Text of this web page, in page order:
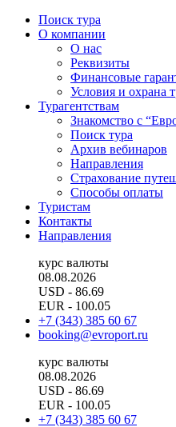
Поиск тура
О компании
О нас
Реквизиты
Финансовые
Условия и охрана
Турагентствам
Знакомство с
Поиск тура
Архив вебинаров
Направления
Страхование
Способы оплаты
Туристам
Контакты
Направления
курс валюты
08.08.2026
USD - 86.69
EUR - 100.05
+7 (343) 385 60 67
booking@evroport.ru
курс валюты
08.08.2026
USD - 86.69
EUR - 100.05
+7 (343) 385 60 67